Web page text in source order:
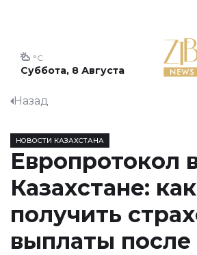
Суббота, 8 Августа
°C
Назад
НОВОСТИ КАЗАХСТАНА
Европротокол
Казахстане: как
получить
выплаты